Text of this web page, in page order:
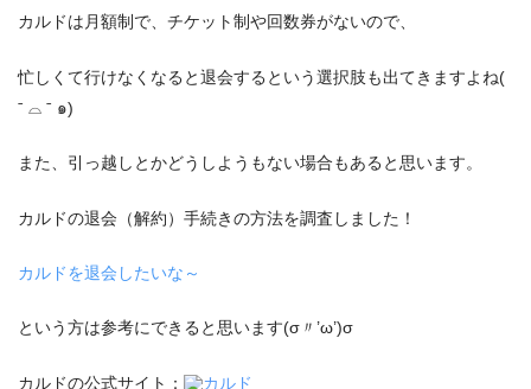
カルドは月額制で、チケット制や回数券がないので、
忙しくて行けなくなると退会するという選択肢も出てきますよね(
ˉ ⌓ ˉ ๑)
また、引っ越しとかどうしようもない場合もあると思います。
カルドの退会（解約）手続きの方法を調査しました！
カルドを退会したいな～
という方は参考にできると思います(σ〃’ω’)σ
カルドの公式サイト： カルド